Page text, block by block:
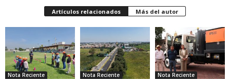
Artículos relacionados Más del autor
Nota Reciente Nota Reciente Nota Reciente